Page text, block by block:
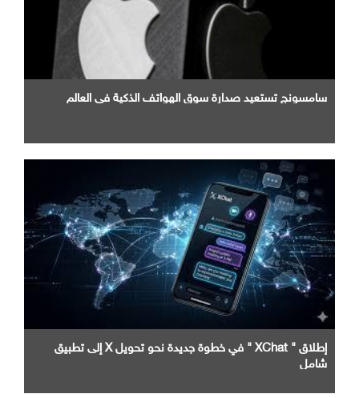
سامسونج تستعيد صدارة سوق الهواتف الذكية في العالم
إطلاق " XChat " في خطوة جديدة نحو تحويل X إلى تطبيق
شامل